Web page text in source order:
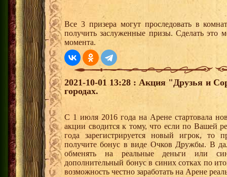
Все 3 призера могут проследовать в
получить заслуженные призы. Сделать это
момента.
2021-10-01 13:28 : Акция "Друзья и
городах.
С 1 июля 2016 года на Арене стартовала
акции сводится к тому, что если по Вашей
года зарегистрируется новый игрок,
получите бонус в виде Очков Дружбы. В
обменять на реальные деньги или
дополнительный бонус в синих сотках по
возможность честно заработать на Арене